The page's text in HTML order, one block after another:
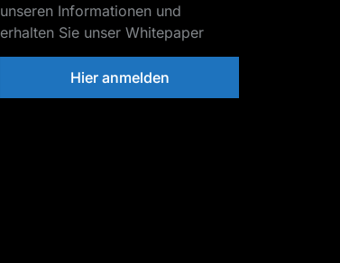
unseren Informationen und
erhalten Sie unser Whitepaper
Hier anmelden